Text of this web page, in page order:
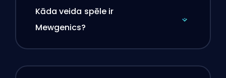
Kāda veida spēle ir
Mewgenics?